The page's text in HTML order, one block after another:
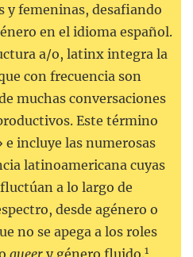
y femeninas, desafiando
en el idioma español.
a/o, latinx integra la
con frecuencia son
muchas conversaciones
Este término
incluye las numerosas
latinoamericana cuyas
a lo largo de
desde agénero o
no se apega a los roles
queer y género fluido.1